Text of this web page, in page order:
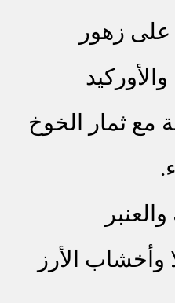
زهور
والأوركيد
مع ثمار الخوخ
وأخشاب الأرز